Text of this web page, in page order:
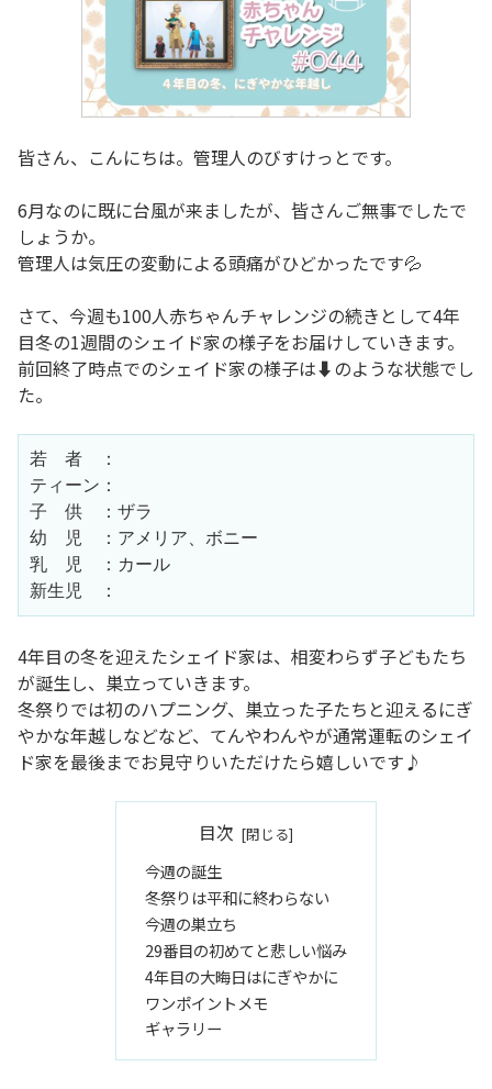
皆さん、こんにちは。管理人のびすけっとです。
6月なのに既に台風が来ましたが、皆さんご無事でしたで
しょうか。
管理人は気圧の変動による頭痛がひどかったです💦
さて、今週も100人赤ちゃんチャレンジの続きとして4年
目冬の1週間のシェイド家の様子をお届けしていきます。
前回終了時点でのシェイド家の様子は⬇️のような状態でし
た。
若　者　：
ティーン：
子　供　：ザラ
幼　児　：アメリア、ボニー
乳　児　：カール
新生児　：
4年目の冬を迎えたシェイド家は、相変わらず子どもたち
が誕生し、巣立っていきます。
冬祭りでは初のハプニング、巣立った子たちと迎えるにぎ
やかな年越しなどなど、てんやわんやが通常運転のシェイ
ド家を最後までお見守りいただけたら嬉しいです♪
目次
今週の誕生
冬祭りは平和に終わらない
今週の巣立ち
29番目の初めてと悲しい悩み
4年目の大晦日はにぎやかに
ワンポイントメモ
ギャラリー